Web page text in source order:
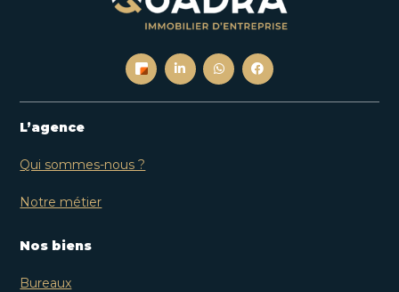
L’agence
Qui sommes-nous ?
Notre métier
Nos biens
Bureaux